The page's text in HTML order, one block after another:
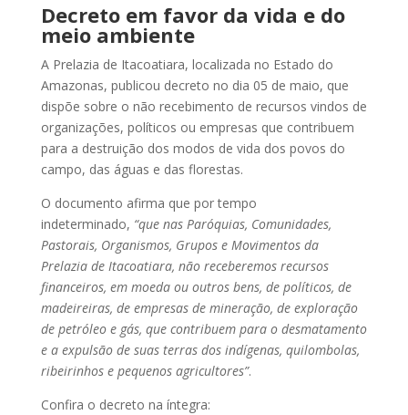
Decreto em favor da vida e do
meio ambiente
A Prelazia de Itacoatiara, localizada no Estado do
Amazonas, publicou decreto no dia 05 de maio, que
dispõe sobre o não recebimento de recursos vindos de
organizações, políticos ou empresas que contribuem
para a destruição dos modos de vida dos povos do
campo, das águas e das florestas.
O documento afirma que por tempo
indeterminado, “que nas Paróquias, Comunidades,
Pastorais, Organismos, Grupos e Movimentos da
Prelazia de Itacoatiara, não receberemos recursos
financeiros, em moeda ou outros bens, de políticos, de
madeireiras, de empresas de mineração, de exploração
de petróleo e gás, que contribuem para o desmatamento
e a expulsão de suas terras dos indígenas, quilombolas,
ribeirinhos e pequenos agricultores”.
Confira o decreto na íntegra: